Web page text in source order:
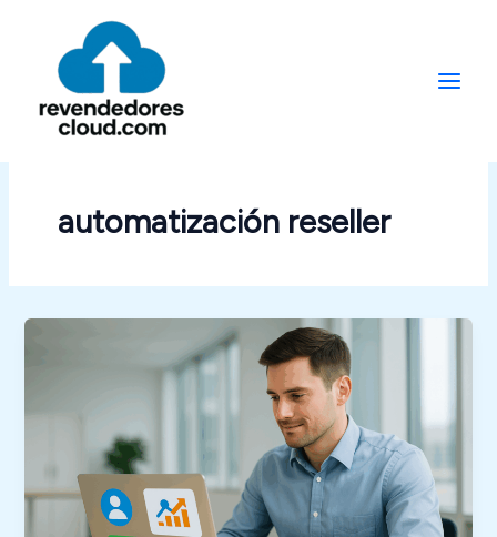
contenido
automatización reseller